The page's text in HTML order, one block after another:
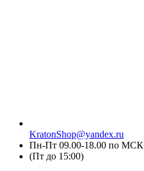
KratonShop@yandex.ru
Пн-Пт 09.00-18.00 по МСК
(Пт до 15:00)